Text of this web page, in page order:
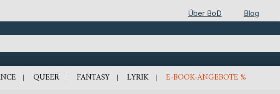
Über BoD Blog
QUEER FANTASY LYRIK E-BOOK-ANGEBOTE %